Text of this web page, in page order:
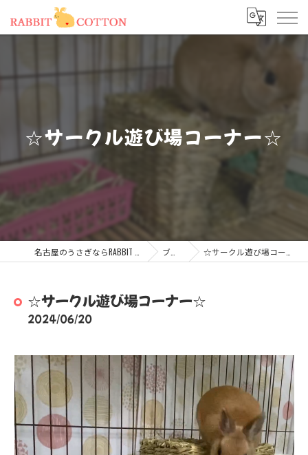
☆サークル遊び場コーナー☆
ブログ ☆サークル遊び場コーナー☆
☆サークル遊び場コーナー☆
2024/06/20